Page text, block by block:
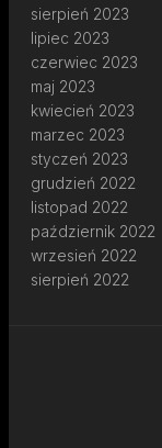
sierpień 2023
lipiec 2023
czerwiec 2023
maj 2023
kwiecień 2023
marzec 2023
styczeń 2023
grudzień 2022
listopad 2022
październik 2022
wrzesień 2022
sierpień 2022